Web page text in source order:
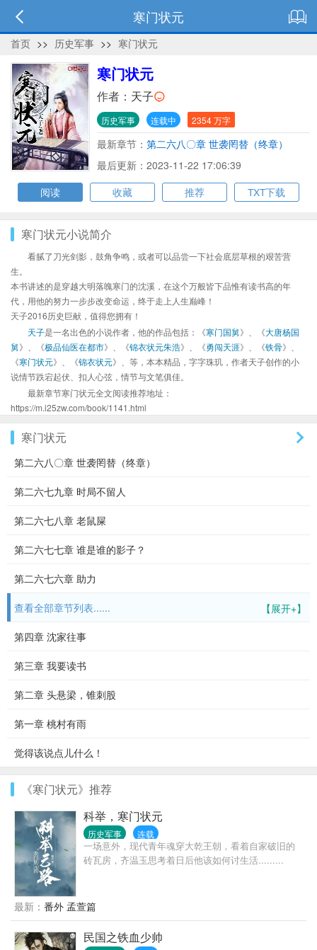
寒门状元
首页 >> 历史军事 >> 寒门状元
寒门状元
作者： 天子
历史军事 连载中 2354 万字
最新章节： 第二六八〇章 世袭罔替（终章）
最后更新：2023-11-22 17:06:39
阅读
收藏 推荐 TXT下载
寒门状元小说简介
看腻了刀光剑影，鼓角争鸣，或者可以品尝一下社会底层草根的艰苦营
生。
本书讲述的是穿越大明落魄寒门的沈溪，在这个万般皆下品惟有读书高的年
代，用他的努力一步步改变命运，终于走上人生巅峰！
天子2016历史巨献，值得您拥有！
天子是一名出色的小说作者，他的作品包括：《寒门国舅》、《大唐杨国
舅》、《极品仙医在都市》、《锦衣状元朱浩》、《勇闯天涯》、《铁骨》、
《寒门状元》、《锦衣状元》、等，本本精品，字字珠玑，作者天子创作的小
说情节跌宕起伏、扣人心弦，情节与文笔俱佳。
最新章节寒门状元全文阅读推荐地址：
https://m.i25zw.com/book/1141.html
寒门状元
第二六八〇章 世袭罔替（终章）
第二六七九章 时局不留人
第二六七八章 老鼠屎
第二六七七章 谁是谁的影子？
第二六七六章 助力
【展开+】
查看全部章节列表......
第四章 沈家往事
第三章 我要读书
第二章 头悬梁，锥刺股
第一章 桃村有雨
觉得该说点儿什么！
《寒门状元》推荐
科举，寒门状元
历史军事 连载
一场意外，现代青年魂穿大乾王朝，看着自家破旧的
砖瓦房，齐温玉思考着日后他该如何讨生活.........
最新： 番外 孟萱篇
民国之铁血少帅